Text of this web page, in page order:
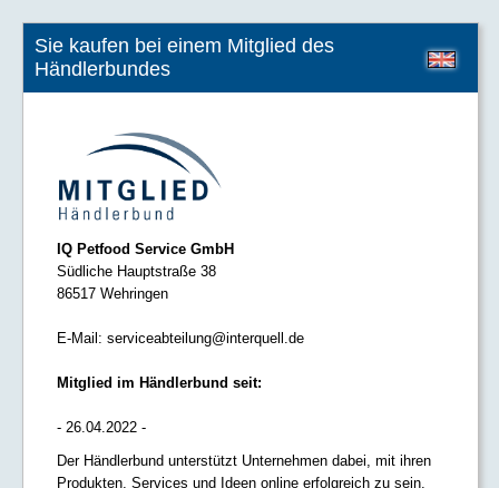
Sie kaufen bei einem Mitglied des
Händlerbundes
IQ Petfood Service GmbH
Südliche Hauptstraße 38
86517 Wehringen
E-Mail: serviceabteilung@interquell.de
Mitglied im Händlerbund seit:
- 26.04.2022 -
Der Händlerbund unterstützt Unternehmen dabei, mit ihren
Produkten, Services und Ideen online erfolgreich zu sein.